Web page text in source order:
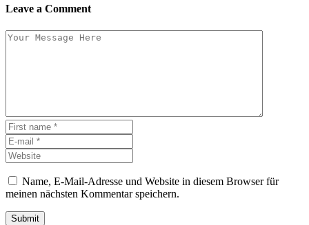
Leave a Comment
Name, E-Mail-Adresse und Website in diesem Browser für
meinen nächsten Kommentar speichern.